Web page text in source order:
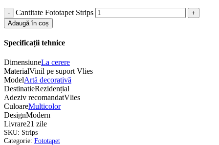
Cantitate Fototapet Strips
Adaugă în coș
Specificații tehnice
DimensiuneLa cerere
MaterialVinil pe suport Vlies
ModelArtă decorativă
DestinatieRezidențial
Adeziv recomandatVlies
CuloareMulticolor
DesignModern
Livrare21 zile
SKU: Strips
Categorie: Fototapet